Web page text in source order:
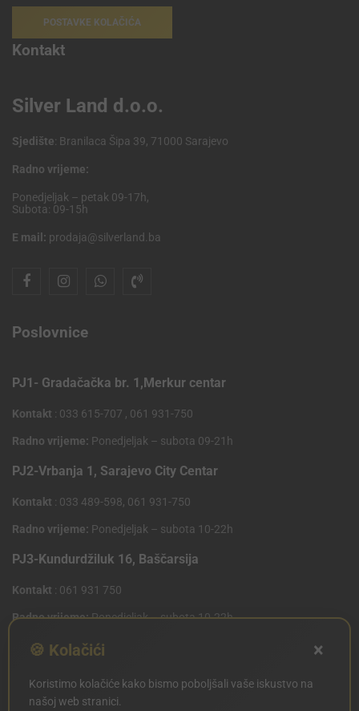
POSTAVKE KOLAČIĆA
Kontakt
Silver Land d.o.o.
Sjedište: Branilaca Šipa 39, 71000 Sarajevo
Radno vrijeme:
Ponedjeljak – petak 09-17h,
Subota: 09-15h
E mail: prodaja@silverland.ba
Poslovnice
PJ1- Gradačačka br. 1,Merkur centar
Kontakt : 033 615-707 , 061 931-750
Radno vrijeme: Ponedjeljak – subota 09-21h
PJ2-Vrbanja 1, Sarajevo City Centar
Kontakt : 033 489-598, 061 931-750
Radno vrijeme: Ponedjeljak – subota 10-22h
PJ3-Kundurdžiluk 16, Baščarsija
Kontakt : 061 931 750
Radno vrijeme:Ponedjeljak – subota 10-22h
PJ4 West Gate,Mostarsko raskrsce 10 (Penny Plus
Kontakt: 061 931 750
🍪 Kolačići ×
Koristimo kolačiće kako bismo poboljšali vaše iskustvo na
našoj web stranici.